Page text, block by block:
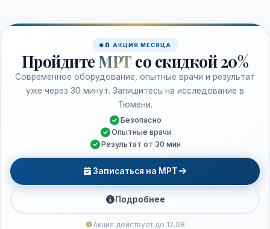
🧲 АКЦИЯ МЕСЯЦА
Пройдите МРТ со скидкой 20%
Современное оборудование, опытные врачи и результат
уже через 30 минут. Запишитесь на исследование в
Тюмени.
Безопасно
Опытные врачи
Результат от 30 мин
Записаться на МРТ
Подробнее
Акция действует до 12.08